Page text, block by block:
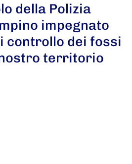
della Polizia
impegnato
controllo dei fossi
territorio